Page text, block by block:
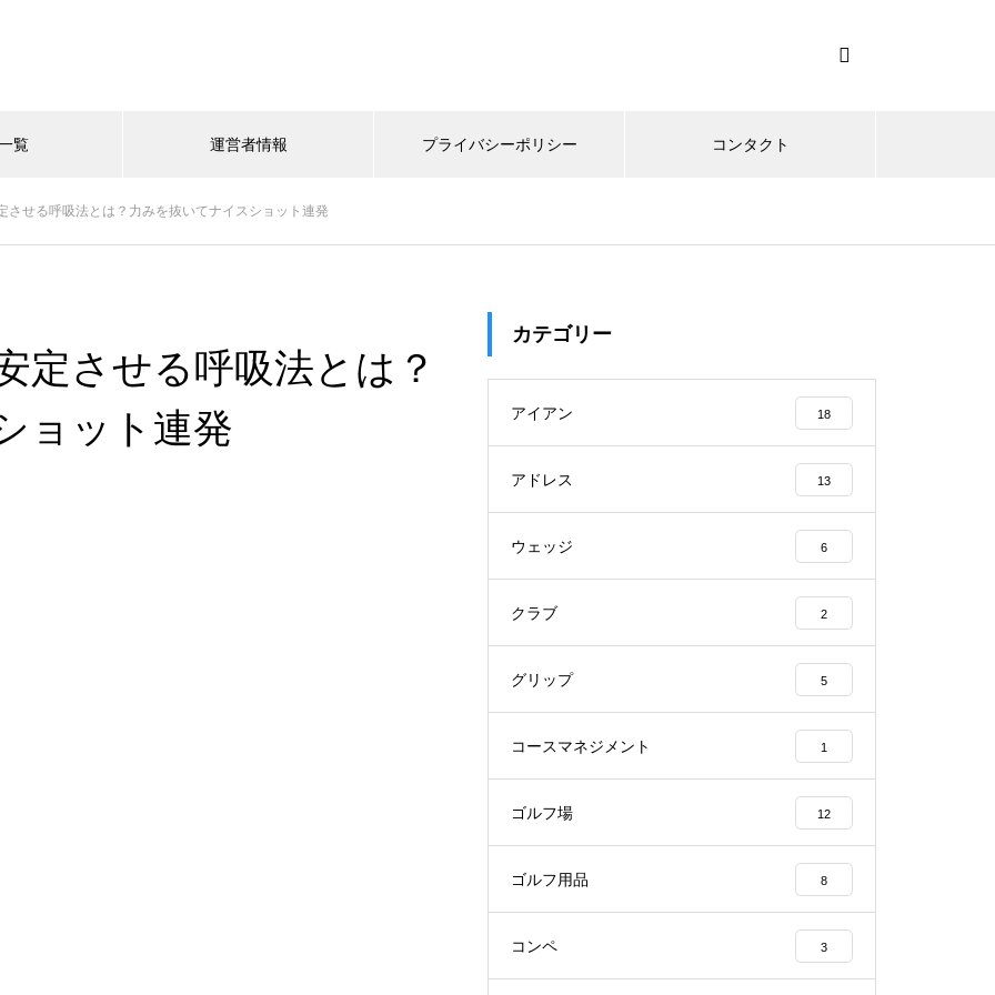
覧 運営者情報 プライバシーポリシー コンタクト
させる呼吸法とは？力みを抜いてナイスショット連発
定させる呼吸法とは？
ョット連発
カテゴリー
アイアン 18
アドレス 13
ウェッジ 6
クラブ 2
グリップ 5
コースマネジメント 1
ゴルフ場 12
ゴルフ用品 8
コンペ 3